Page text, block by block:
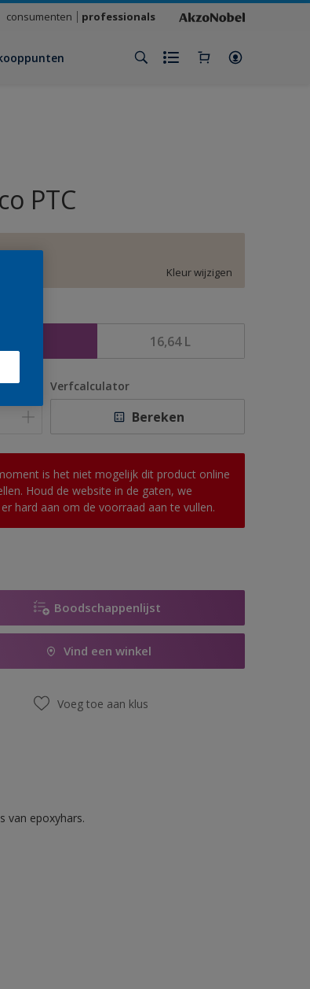
consumenten professionals
PTC
Kleur wijzigen
16,64 L
Verfcalculator
Bereken
is het niet mogelijk dit product online
Houd de website in de gaten, we
hard aan om de voorraad aan te vullen.
Boodschappenlijst
Vind een winkel
Voeg toe aan klus
van epoxyhars.